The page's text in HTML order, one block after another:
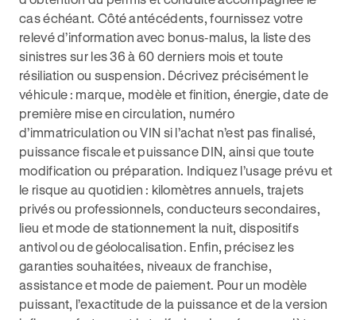
cas échéant. Côté antécédents, fournissez votre
relevé d’information avec bonus‑malus, la liste des
sinistres sur les 36 à 60 derniers mois et toute
résiliation ou suspension. Décrivez précisément le
véhicule : marque, modèle et finition, énergie, date de
première mise en circulation, numéro
d’immatriculation ou VIN si l’achat n’est pas finalisé,
puissance fiscale et puissance DIN, ainsi que toute
modification ou préparation. Indiquez l’usage prévu et
le risque au quotidien : kilomètres annuels, trajets
privés ou professionnels, conducteurs secondaires,
lieu et mode de stationnement la nuit, dispositifs
antivol ou de géolocalisation. Enfin, précisez les
garanties souhaitées, niveaux de franchise,
assistance et mode de paiement. Pour un modèle
puissant, l’exactitude de la puissance et de la version